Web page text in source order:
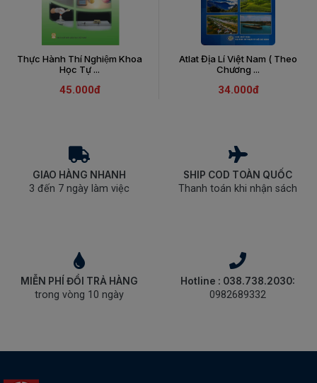
Thực Hành Thí Nghiệm Khoa
Học Tự ...
45.000đ
Atlat Địa Lí Việt Nam ( Theo
Chương ...
34.000đ
GIAO HÀNG NHANH
3 đến 7 ngày làm việc
SHIP COD TOÀN QUỐC
Thanh toán khi nhận sách
MIỄN PHÍ ĐỔI TRẢ HÀNG
trong vòng 10 ngày
Hotline : 038.738.2030:
0982689332